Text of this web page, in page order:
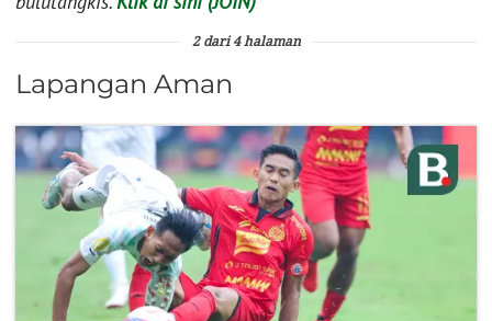
2 dari 4 halaman
Lapangan Aman